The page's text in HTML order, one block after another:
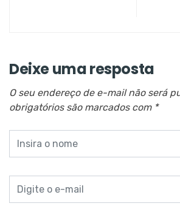
Deixe uma resposta
O seu endereço de e-mail não será
obrigatórios são marcados com *